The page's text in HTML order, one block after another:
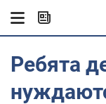
Ребята